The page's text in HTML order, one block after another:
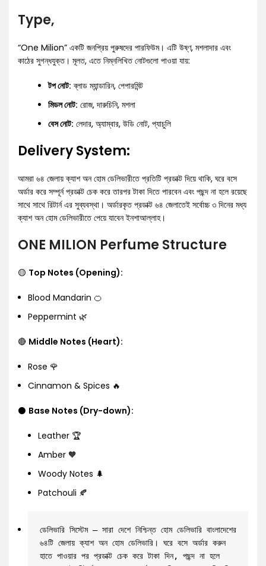
Type,
“One Milion” একটি জনপ্রিয় পুরুষদের পারফিউম। এটি উষ্ণ, মশলাদার এবং
কাঠের সুগন্ধযুক্ত। মূলত, এতে নিম্নলিখিত নোটগুলো পাওয়া যায়:
টপ নোট: ব্লাড ম্যান্ডারিন, পেপারমিন্ট
মিডল নোট: রোজ, দারুচিনি, মশলা
বেস নোট: লেদার, অ্যাম্বার, উডি নোট, প্যাচুলি
Delivery System:
আমরা ৬৪ জেলায় ক্যাশ অন হোম ডেলিভারীতে প্রতিটি প্রডাক্ট দিয়ে থাকি, ঘরে বসে
অর্ডার করে সম্পূর্ন প্রডাক্ট চেক করে তারপর টাকা দিতে পারবেন এবং পছন্দ না হলে রয়েছে
সাথে সাথে রিটার্ন এর সুব্যবস্থা। অর্ডারকৃত প্রডাক্ট ৬৪ জেলাতেই সর্বোচ্চ ৩ দিনের মধ্য
ক্যাশ অন হোম ডেলিভারীতে পেয়ে যাবেন ইনশাআল্লাহ।
ONE MILION Perfume Structure
🟡 Top Notes (Opening):
Blood Mandarin 🍊
Peppermint 🌿
🔴 Middle Notes (Heart):
Rose 🌹
Cinnamon & Spices 🔥
⚫ Base Notes (Dry-down):
Leather 🏆
Amber 🧡
Woody Notes 🌲
Patchouli 🍂
ডেলিভারি সিস্টেম – সারা দেশে নিশ্চিন্ত হোম ডেলিভারি বাংলাদেশের
৬৪টি জেলায় ক্যাশ অন হোম ডেলিভারি। ঘরে বসে অর্ডার করুন
হাতে পাওয়ার পর প্রডাক্ট চেক করে টাকা দিন, পছন্দ না হলে